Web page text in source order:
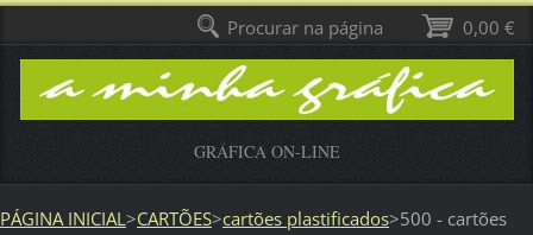
GRÁFICA ON-LINE
PÁGINA INICIAL >CARTÕES>cartões plastificados>500 - cartões
0,00 €
Procurar na página